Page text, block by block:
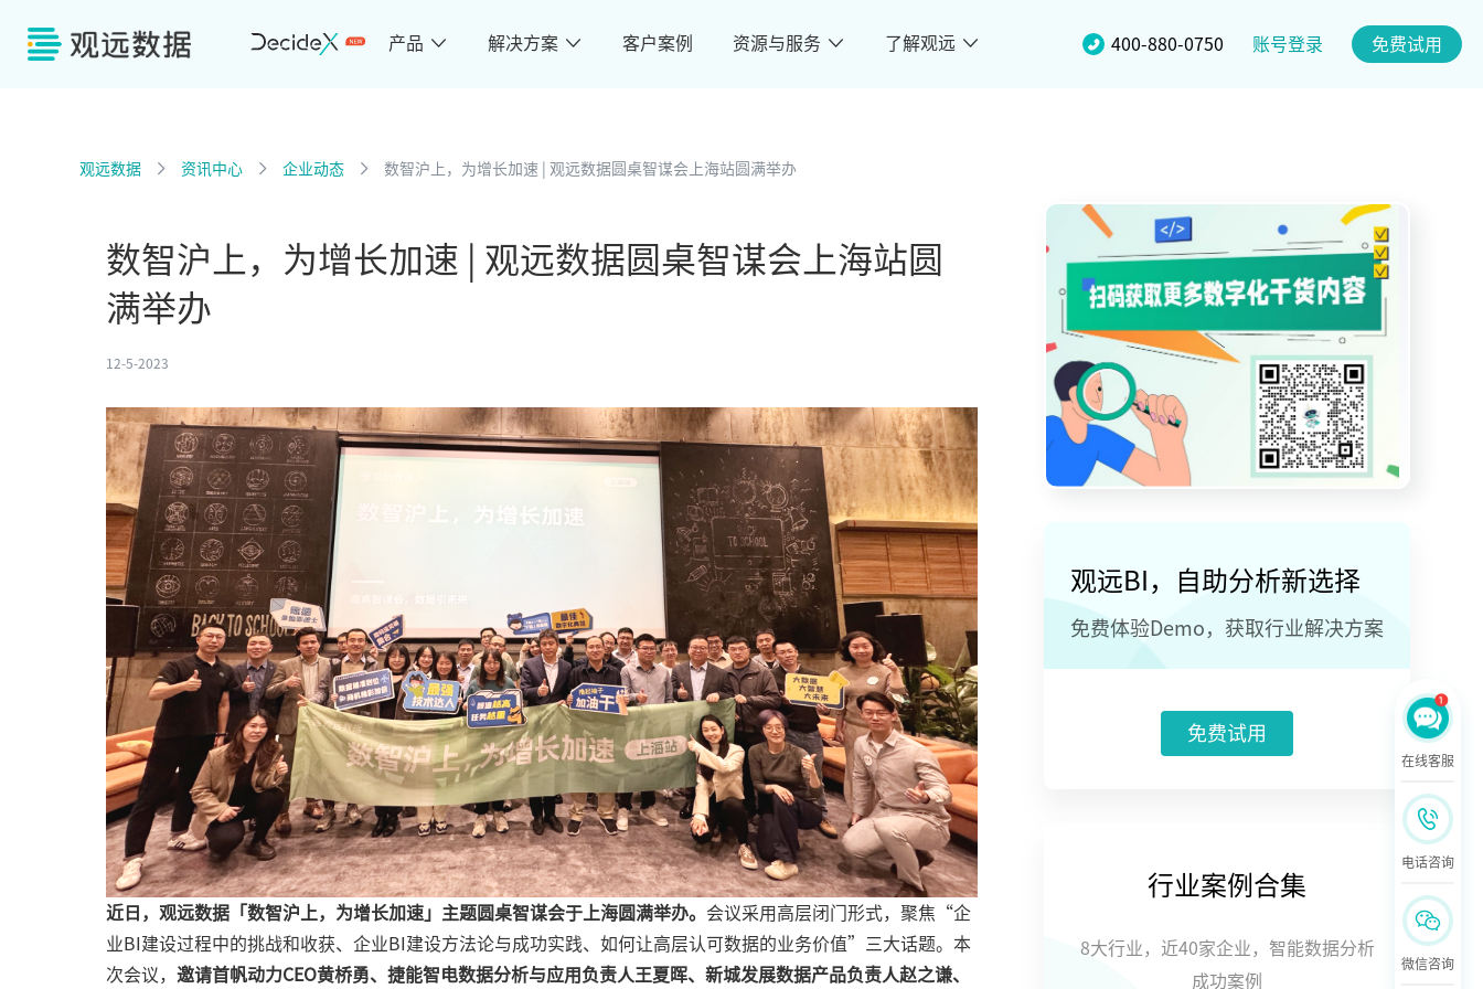
产品 解决方案 客户案例 资源与服务 了解观远 400-880-0750 账号登录 免费试用
观远数据 资讯中心 企业动态 数智沪上，为增长加速 | 观远数据圆桌智谋会上海站圆满举办
数智沪上，为增长加速 | 观远数据圆桌智谋会上海站圆
满举办
12-5-2023
近日，观远数据「数智沪上，为增长加速」主题圆桌智谋会于上海圆满举办。 会议采用高层闭门形式，聚焦“企
业BI建设过程中的挑战和收获、企业BI建设方法论与成功实践、如何让高层认可数据的业务价值”三大话题。本
次会议， 邀请首帆动力CEO黄桥勇、捷能智电数据分析与应用负责人王夏晖、新城发展数据产品负责人赵之谦、
观远BI，自助分析新选择
免费体验Demo，获取行业解决方案
免费试用
行业案例合集
8大行业，近40家企业，智能数据分析
成功案例
在线客服
电话咨询
微信咨询